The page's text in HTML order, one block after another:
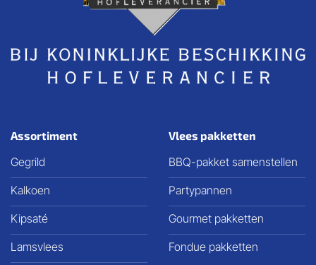
Assortiment
Gegrild
Kalkoen
Kipsaté
Lamsvlees
Vlees pakketten
BBQ-pakket samenstellen
Partypannen
Gourmet pakketten
Fondue pakketten